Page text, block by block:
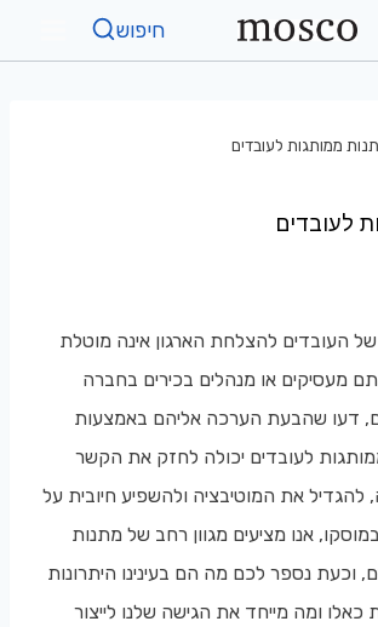
חיפוש
ממותגות לעובדים
לעובדים
של העובדים להצלחת הארגון אינה מוטלת
מעסיקים או מנהלים בכירים בחברה
דעו שהבעת הערכה אליהם באמצעות
לעובדים יכולה לחזק את הקשר
להגדיל את המוטיבציה ולהשפיע חיובית על
אנו מציעים מגוון רחב של מתנות
וכעת נספר לכם מה הם בעינינו היתרונות
ומה מייחד את הגישה שלנו לייצור